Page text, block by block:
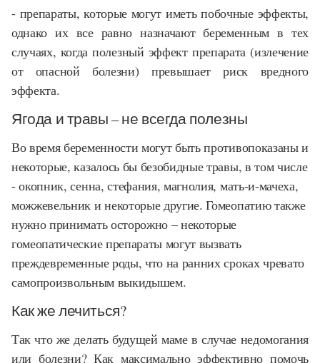
- препараты, которые могут иметь побочные эффекты,
однако их все равно назначают беременным в тех
случаях, когда полезный эффект препарата (излечение
от опасной болезни) превышает риск вредного
эффекта.
Ягода и травы – не всегда полезны
Во время беременности могут быть противопоказаны и
некоторые, казалось бы безобидные травы, в том числе
- окопник, сенна, стефания, магнолия, мать-и-мачеха,
можжевельник и некоторые другие. Гомеопатию также
нужно принимать осторожно – некоторые
гомеопатические препараты могут вызвать
преждевременные роды, что на ранних сроках чревато
самопроизвольным выкидышем.
Как же лечиться?
Так что же делать будущей маме в случае недомогания
или болезни? Как максимально эффективно помочь